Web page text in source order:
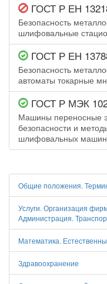
ГОСТ Р ЕН
Безопасность
шлифовальные
ГОСТ Р ЕН
Безопасность
автоматы токарные
ГОСТ Р МЭК
Машины переносные
безопасности и
шлифовальных машин
Общие положения.
Услуги. Организация
Администрация.
Математика.
Здравоохранение